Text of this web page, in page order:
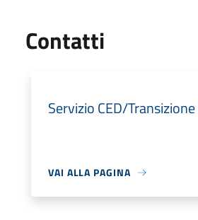
Contatti
Servizio CED/
VAI ALLA PAGINA